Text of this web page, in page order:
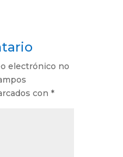
electrónico no
con *